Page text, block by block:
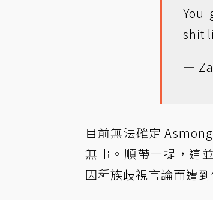
You
shit
—
目前無法確定
無事。順帶一提，這
因種族歧視言論而遭